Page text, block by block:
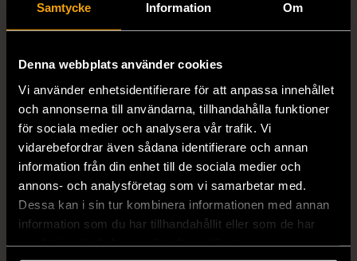
Samtycke Information Om
Denna webbplats använder cookies
Vi använder enhetsidentifierare för att anpassa innehållet
och annonserna till användarna, tillhandahålla funktioner
för sociala medier och analysera vår trafik. Vi
vidarebefordrar även sådana identifierare och annan
information från din enhet till de sociala medier och
annons- och analysföretag som vi samarbetar med.
Dessa kan i sin tur kombinera informationen med annan
information som du har tillhandahållit eller som de har
Författare
ISBN
978-91-7679-599-6, 978-91-7691-
Skick Mycket gott skick
Produkten är sparsamt använd, är av fin
kvalitet och ska inte ha några skador eller
förslitningar.
Läs mer om hur vi bedömer